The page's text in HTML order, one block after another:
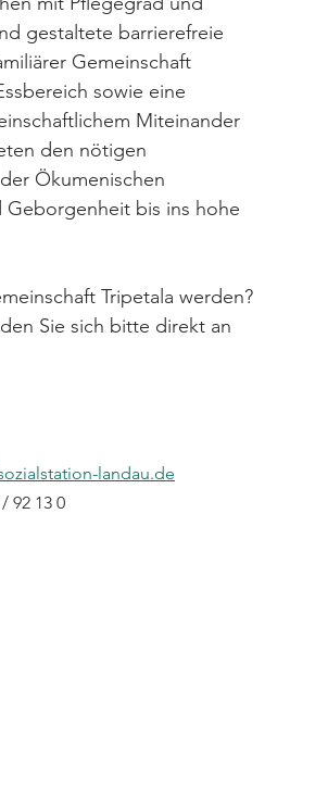
gestaltete barrierefreie
Gemeinschaft
sowie eine
Miteinander
den nötigen
Ökumenischen
Geborgenheit bis ins hohe
Tripetala werden?
Sie sich bitte direkt an
landau.de
92 13 0